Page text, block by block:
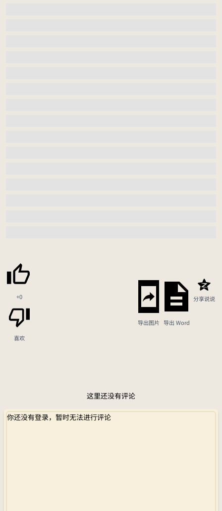
+0
喜欢
导出图片 导出 Word
分享说说
这里还没有评论
你还没有登录，暂时无法进行评论